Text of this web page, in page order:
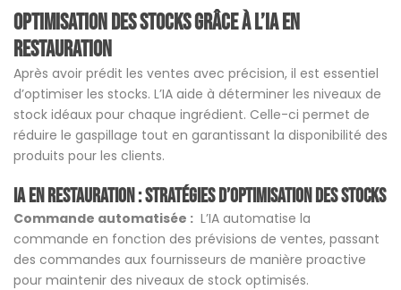
Optimisation des stocks grâce à l’IAen
restauration
Après avoir prédit les ventes avec précision, il est essentiel
d’optimiser les stocks. L’IA aide à déterminer les niveaux de
stock idéaux pour chaque ingrédient. Celle-ci permet de
réduire le gaspillage tout en garantissant la disponibilité des
produits pour les clients.
Ia en restauration :Stratégies d’optimisation des stocks
Commande automatisée : L’IA automatise la
commande en fonction des prévisions de ventes, passant
des commandes aux fournisseurs de manière proactive
pour maintenir des niveaux de stock optimisés.